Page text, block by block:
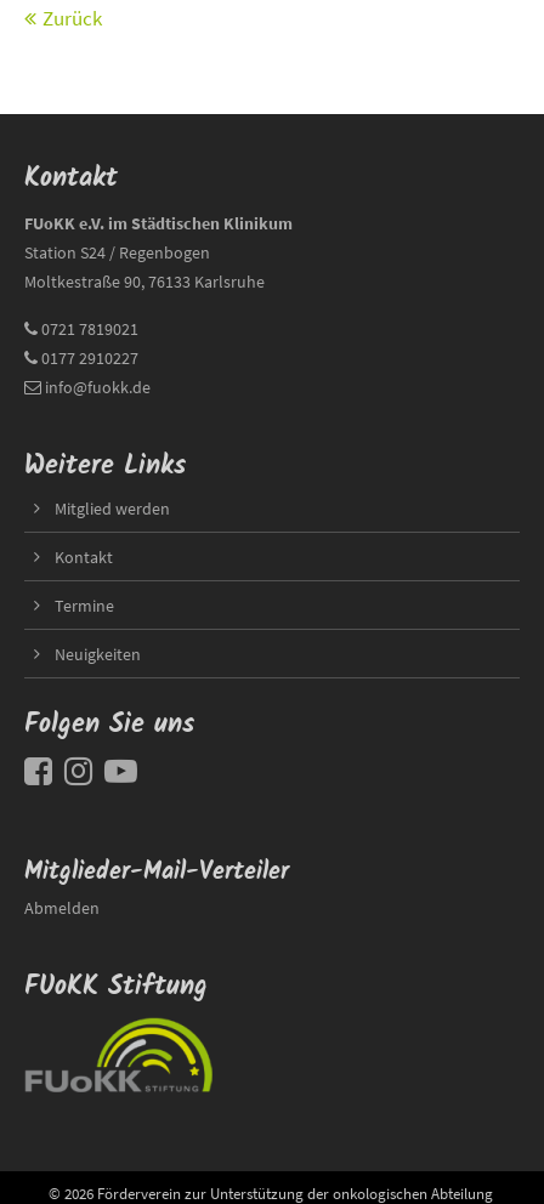
Zurück
Kontakt
FUoKK e.V. im Städtischen Klinikum
Station S24 / Regenbogen
Moltkestraße 90, 76133 Karlsruhe
0721 7819021
0177 2910227
info@fuokk.de
Weitere Links
Mitglied werden
Kontakt
Termine
Neuigkeiten
Folgen Sie uns
Mitglieder-Mail-Verteiler
Abmelden
FUoKK Stiftung
© 2026 Förderverein zur Unterstützung der onkologischen Abteilung